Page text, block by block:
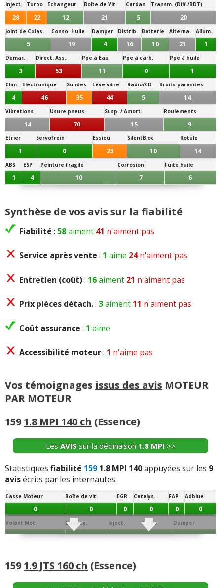
Gouttière de toit (évacuation d'eau) :Certains
usagers attentifs ont constaté que la gouttière de toit
avait tendance à se déformer avec le temps. Rien de
grave cependant.
Bocal de direction assistée :
Certains usagers ont du
changer le bocal d'extension qui contient l'huile de
direction assistée.
Inject. Turbo Echangeur Boîte de Vit. Cardan Transm. (Diff./BDT)
28 22 12 21 5 20
Joint de Culas. Conso. Huile Damper Distrib. Batterie Alterna. Allum.
5 19 4 16 10 21 1
Démar. Direct. Ass. Ppe à Eau Ppe à carb. Ppe à huile
3 53 11 0 1
Clim. Electronique Sondes Lève vitre Radio/CD Bruits parasites
4 46 35 44 5 14
Vibrations Usure pneus Susp. / Amort. Roulements
14 70 15 9
Etrier Servofrein Essieu SilentBloc Rotule
1 0 23 10 14
ABS ESP Peinture fragile Corrosion Fuite huile
1 4 10 7 6
Synthèse de vos avis sur la fiabilité
Fiabilité : 58aiment 41 n'aiment pas
Service après vente : 1 aime 24n'aiment pas
Entretien (coût): 16aiment 21 n'aiment pas
Prix pièces détach.: 3aiment 11 n'aiment pas
Coût assurance : 1 aime
Accessibilité moteur: 1 n'aime pas
Vos témoignages issus des avis MOTEUR
PAR MOTEUR
159 1.8 MPI 140 ch (Essence)
Les AVIS sur la déclinaison 1.8 MPI >>
Statistiques fiabilité 159 1.8 MPI 140appuyées sur les 9
avisécrits par les internautes.
Casse Moteur Boîte de vit. EGR Catalys. FAP Adblue
0 0 0 0 0 0
Volant Mot. Embray. Inject. Turbo Damper
0 0 0 0 0
0 0 0 0
Démar. Echang. / refroid. Ppe à Eau Ppe à huile Sonde / capteur Débitm.
159 1.9 JTS 160 ch (Essence)